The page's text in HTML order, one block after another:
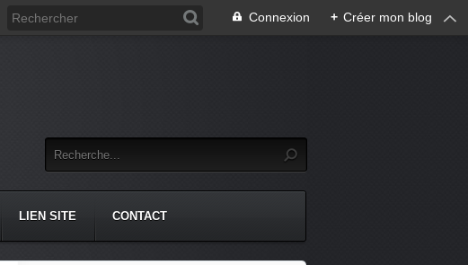
Connexion + Créer mon blog
LIEN SITE CONTACT